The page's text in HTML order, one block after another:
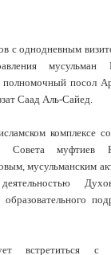
с однодневным
мусульман
посол
Саад Аль-Сайед.
комплексе
Совета муфтиев
мусульманским
встретиться с